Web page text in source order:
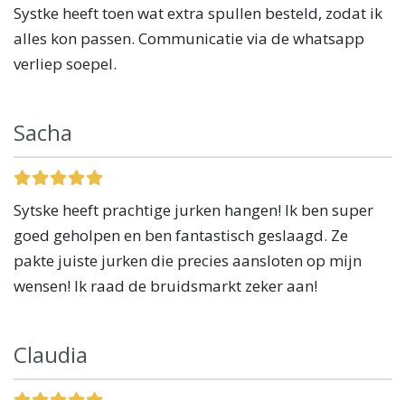
Systke heeft toen wat extra spullen besteld, zodat ik
alles kon passen. Communicatie via de whatsapp
verliep soepel.
Sacha
Sytske heeft prachtige jurken hangen! Ik ben super
goed geholpen en ben fantastisch geslaagd. Ze
pakte juiste jurken die precies aansloten op mijn
wensen! Ik raad de bruidsmarkt zeker aan!
Claudia